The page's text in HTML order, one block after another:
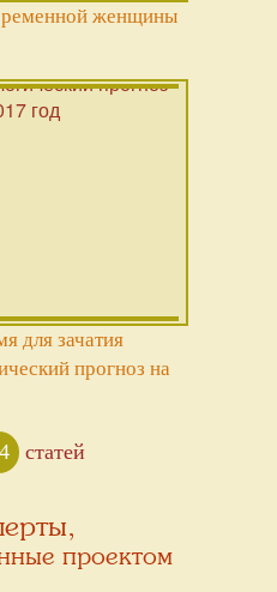
женщины
для зачатия
прогноз на
статей
проектом